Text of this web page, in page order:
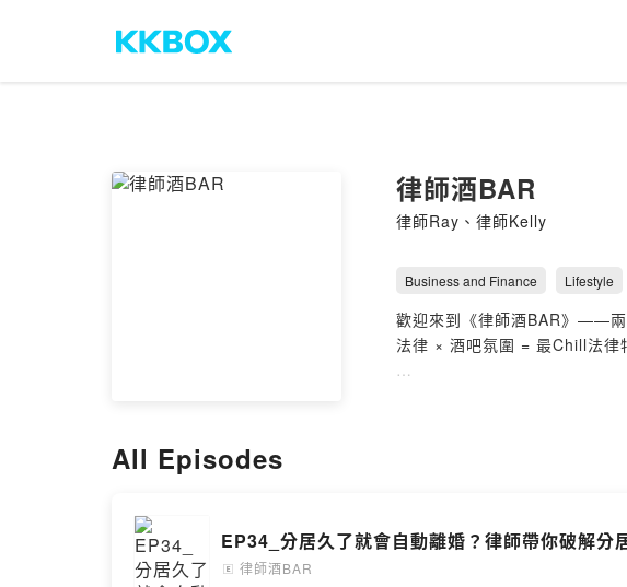
律師酒BAR
律師Ray、律師Kelly
Business and Finance Lifestyle
歡迎來到《律師酒BAR》——兩
法律 × 酒吧氛圍 = 最Chill法律
這裡沒有枯燥法條，只有最真
🍷律師 Kelly（INFJ）——深度
All Episodes
EP34_分居久了就會自動離婚？律師帶你破解分
🄴 律師酒BAR